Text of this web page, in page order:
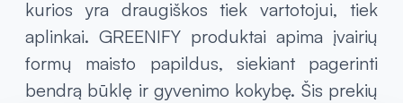
kurios yra draugiškos tiek vartotojui, tiek
aplinkai. GREENIFY produktai apima įvairių
formų maisto papildus, siekiant pagerinti
bendrą būklę ir gyvenimo kokybę. Šis prekių